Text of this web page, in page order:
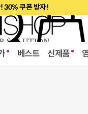
30% 쿠폰 받자!
베스트 신제품